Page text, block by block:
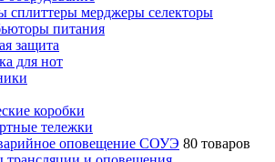
сплиттеры мерджеры селекторы
питания
защита
для нот
коробки
тележки
оповещение СОУЭ 80 товаров